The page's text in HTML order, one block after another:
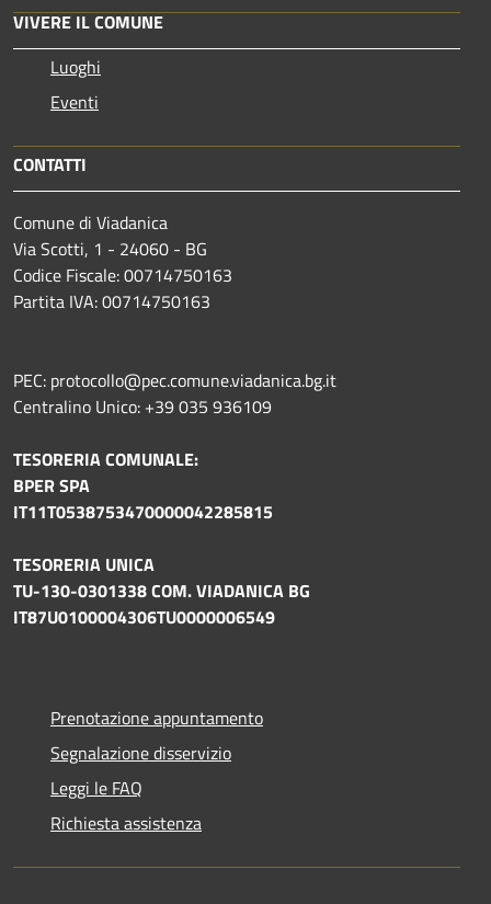
VIVERE IL COMUNE
Luoghi
Eventi
CONTATTI
Comune di Viadanica
Via Scotti, 1 - 24060 - BG
Codice Fiscale: 00714750163
Partita IVA: 00714750163
PEC: protocollo@pec.comune.viadanica.bg.it
Centralino Unico: +39 035 936109
TESORERIA COMUNALE:
BPER SPA
IT11T0538753470000042285815
TESORERIA UNICA
TU-130-0301338 COM. VIADANICA BG
IT87U0100004306TU0000006549
Prenotazione appuntamento
Segnalazione disservizio
Leggi le FAQ
Richiesta assistenza